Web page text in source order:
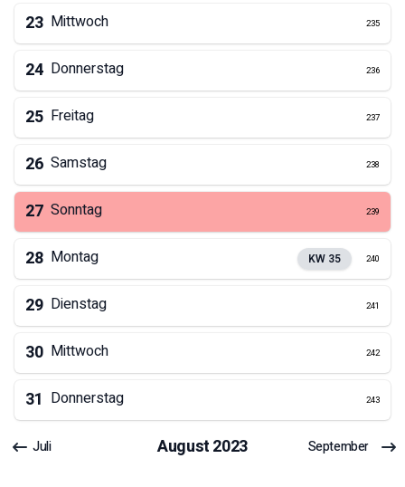
23 Mittwoch 235
24 Donnerstag 236
25 Freitag 237
26 Samstag 238
27 Sonntag 239
28 Montag KW 35 240
29 Dienstag 241
30 Mittwoch 242
31 Donnerstag 243
Juli August2023 September